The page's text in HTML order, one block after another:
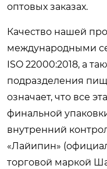
оптовых заказах.
Качество нашей
международными
ISO 22000:2018, а
подразделения
означает, что все
финальной
внутренний
«Лайипин»
торговой маркой